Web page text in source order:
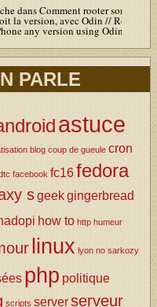
dansComment rooter son Android
la version, avec Odin // Root your
any version using Odin
PARLE
astuce
blog coup de gueule cron
facebook fc16fedora
sgeekgingerbread
how to http humeur
linux lyon no sarkozy
php politique
scripts serverserveur